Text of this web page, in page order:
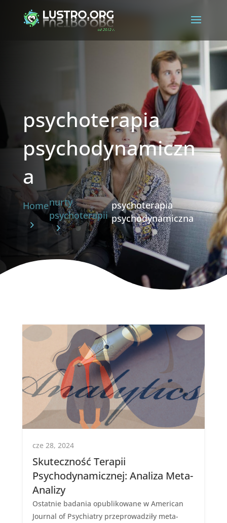
psychoterapia
psychodynamiczn
a
Homenurty
psychoterapii
psychoterapia
psychodynamiczna
Skuteczność Terapii
Psychodynamicznej: Analiza Meta-
Analizy
cze 28, 2024
Ostatnie badania opublikowane w American
Journal of Psychiatry przeprowadziły meta-